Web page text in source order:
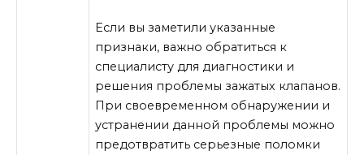
Если вы заметили указанные
признаки, важно обратиться к
специалисту для диагностики и
решения проблемы зажатых клапанов.
При своевременном обнаружении и
устранении данной проблемы можно
предотвратить серьезные поломки